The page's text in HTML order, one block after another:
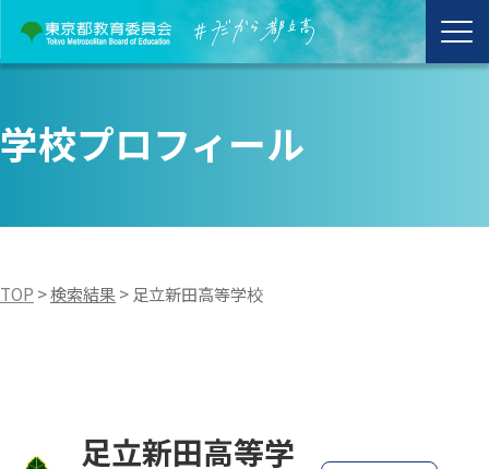
学校プロフィール
TOP >検索結果 > 足立新田高等学校
足立新田高等学